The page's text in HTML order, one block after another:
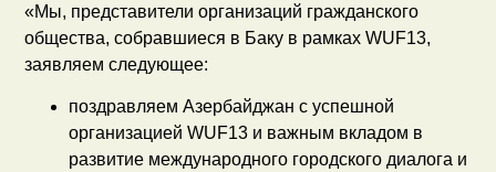
«Мы, представители организаций гражданского
общества, собравшиеся в Баку в рамках WUF13,
заявляем следующее:
поздравляем Азербайджан с успешной
организацией WUF13 и важным вкладом в
развитие международного городского диалога и